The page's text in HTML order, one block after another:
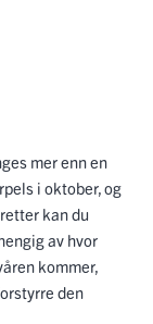
mer enn en
i oktober, og
kan du
av hvor
kommer,
den